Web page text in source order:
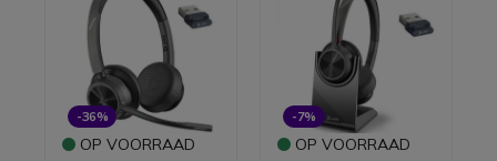
-36%
OP VOORRAAD
-7%
OP VOORRAAD